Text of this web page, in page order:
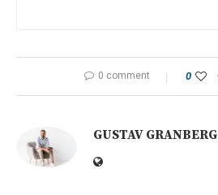
0 comment 0
GUSTAV GRANBERG